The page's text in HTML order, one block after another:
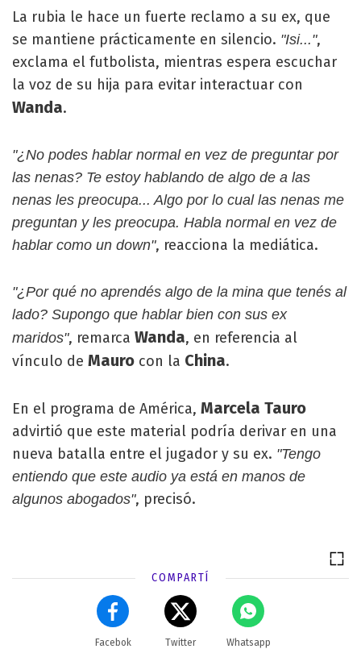
La rubia le hace un fuerte reclamo a su ex, que
se mantiene prácticamente en silencio. "Isi...",
exclama el futbolista, mientras espera escuchar
la voz de su hija para evitar interactuar con
Wanda.
"¿No podes hablar normal en vez de preguntar por
las nenas? Te estoy hablando de algo de a las
nenas les preocupa... Algo por lo cual las nenas me
preguntan y les preocupa. Habla normal en vez de
hablar como un down", reacciona la mediática.
"¿Por qué no aprendés algo de la mina que tenés al
lado? Supongo que hablar bien con sus ex
maridos", remarca Wanda, en referencia al
vínculo de Mauro con la China.
En el programa de América, Marcela Tauro
advirtió que este material podría derivar en una
nueva batalla entre el jugador y su ex. "Tengo
entiendo que este audio ya está en manos de
algunos abogados", precisó.
COMPARTÍ
Facebok Twitter Whatsapp